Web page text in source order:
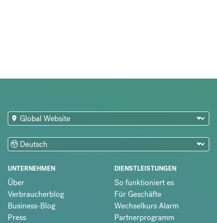
UNTERNEHMEN
Über
Verbraucherblog
Business-Blog
Press
DIENSTLEISTUNGEN
So funktioniert es
Für Geschäfte
Wechselkurs Alarm
Partnerprogramm